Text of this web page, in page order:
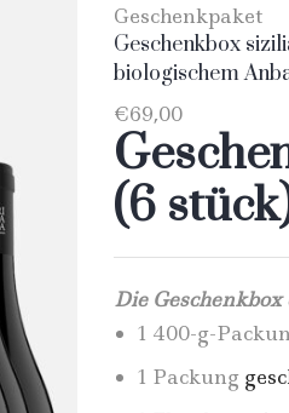
Geschenkpaket
Geschenkbox
biologischem
400gr + 1 Flasche
€69,00
(6
Die
1 400-g-
1 Packung